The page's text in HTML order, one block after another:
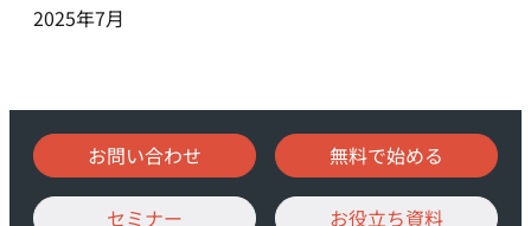
2025年7月
お問い合わせ 無料で始める
セミナー お役立ち資料